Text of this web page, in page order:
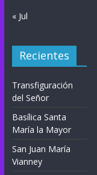
« Jul
Recientes
Transfiguración
del Señor
Basílica Santa
María la Mayor
San Juan María
Vianney